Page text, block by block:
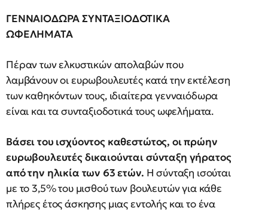
ΓΕΝΝΑΙΟΔΩΡΑ ΣΥΝΤΑΞΙΟΔΟΤΙΚΑ
ΩΦΕΛΗΜΑΤΑ
Πέραν των ελκυστικών απολαβών που
λαμβάνουν οι ευρωβουλευτές κατά την εκτέλεση
των καθηκόντων τους, ιδιαίτερα γενναιόδωρα
είναι και τα συνταξιοδοτικά τους ωφελήματα.
Βάσει του ισχύοντος καθεστώτος, οι πρώην
ευρωβουλευτές δικαιούνται σύνταξη γήρατος
από την ηλικία των 63 ετών. Η σύνταξη ισούται
με το 3,5% του μισθού των βουλευτών για κάθε
πλήρες έτος άσκησης μιας εντολής και το ένα